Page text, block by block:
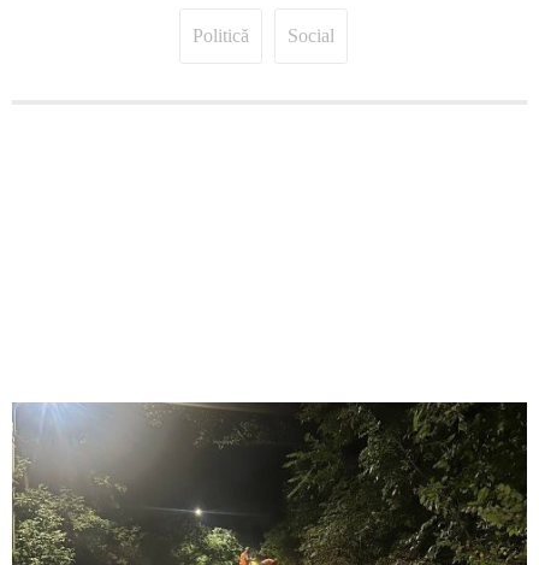
Politică Social